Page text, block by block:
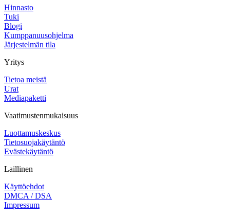
Hinnasto
Tuki
Blogi
Kumppanuusohjelma
Järjestelmän tila
Yritys
Tietoa meistä
Urat
Mediapaketti
Vaatimustenmukaisuus
Luottamuskeskus
Tietosuojakäytäntö
Evästekäytäntö
Laillinen
Käyttöehdot
DMCA / DSA
Impressum